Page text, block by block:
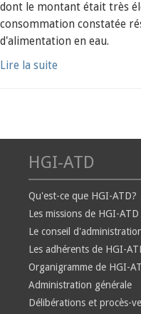
dont le montant était très
consommation constatée
d'alimentation en eau.
Lire la suite
HGI-ATD
Qu'est-ce que HGI-ATD?
Les missions de HGI-ATD
Le conseil
Les adhérents de HGI-
Organigramme de HGI-
Administration générale
Délibérations et procès-